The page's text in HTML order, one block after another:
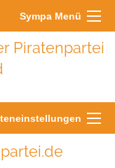
Sympa Menü
Piratenpartei